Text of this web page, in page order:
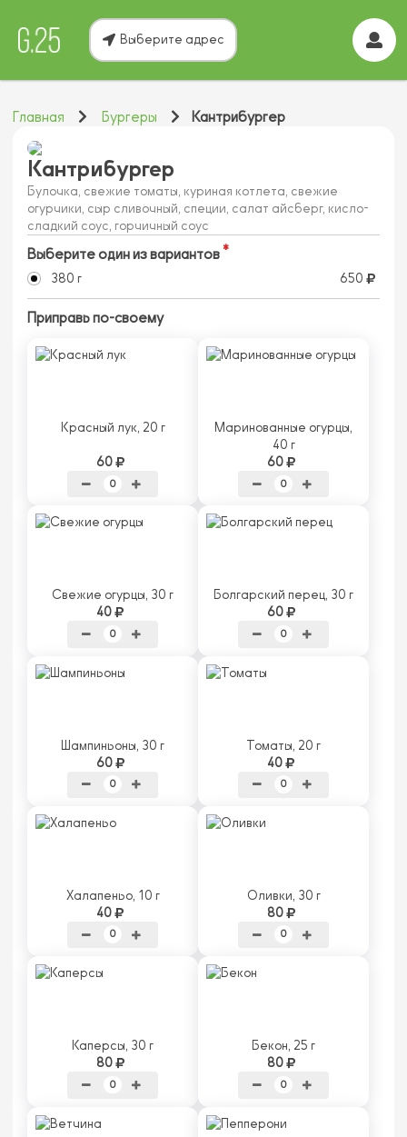
Выберите адрес
Главная Бургеры Кантрибургер
Кантрибургер
Булочка, свежие томаты, куриная котлета, свежие
огурчики, сыр сливочный, специи, салат айсберг, кисло-
сладкий соус, горчичный соус
Выберите один из вариантов
380 г 650
Приправь по-своему
Красный лук, 20 г
60
Маринованные огурцы,
40 г
60
Свежие огурцы, 30 г
40
Болгарский перец, 30 г
60
Шампиньоны, 30 г
60
Томаты, 20 г
40
Халапеньо, 10 г
40
Оливки, 30 г
80
Каперсы, 30 г
80
Бекон, 25 г
80